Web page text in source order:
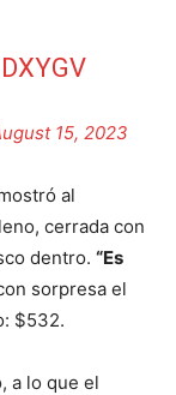
15, 2023
al
cerrada con
dentro. “Es
sorpresa el
$532.
a lo que el